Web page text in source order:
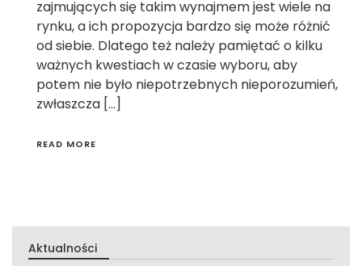
zajmujących się takim wynajmem jest wiele na
rynku, a ich propozycja bardzo się może różnić
od siebie. Dlatego też należy pamiętać o kilku
ważnych kwestiach w czasie wyboru, aby
potem nie było niepotrzebnych nieporozumień,
zwłaszcza […]
READ MORE
Aktualności